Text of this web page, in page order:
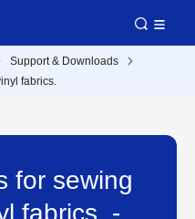
Support & Downloads
fabrics.
for sewing
fabrics. -